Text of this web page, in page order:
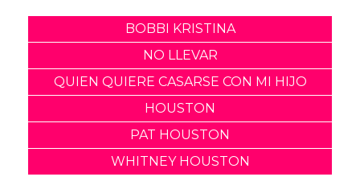
BOBBI KRISTINA
NO LLEVAR
QUIEN QUIERE CASARSE CON MI HIJO
HOUSTON
PAT HOUSTON
WHITNEY HOUSTON